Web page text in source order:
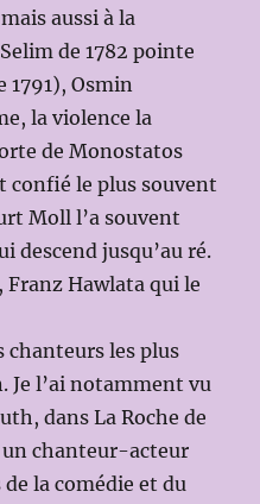
aussi à la
de 1782 pointe
Osmin
la violence la
de Monostatos
confié le plus souvent
Moll l’a souvent
descend jusqu’au ré.
Franz Hawlata qui le
chanteurs les plus
Je l’ai notamment vu
dans La Roche de
un chanteur-acteur
la comédie et du